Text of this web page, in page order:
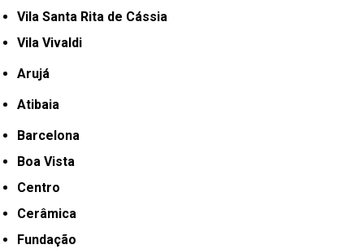
Vila Santa Rita de Cássia
Vila Vivaldi
Arujá
Atibaia
Barcelona
Boa Vista
Centro
Cerâmica
Fundação